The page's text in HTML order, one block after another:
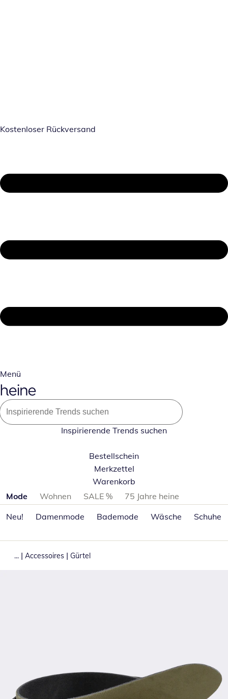
Kostenloser Rückversand
Menü
Inspirierende Trends suchen
Bestellschein
Merkzettel
Warenkorb
Produktkategorien überspringen
Mode Wohnen SALE %
75 Jahre heine
Neu!
Damenmode Bademode Wäsche Schuhe
... | Accessoires | Gürtel